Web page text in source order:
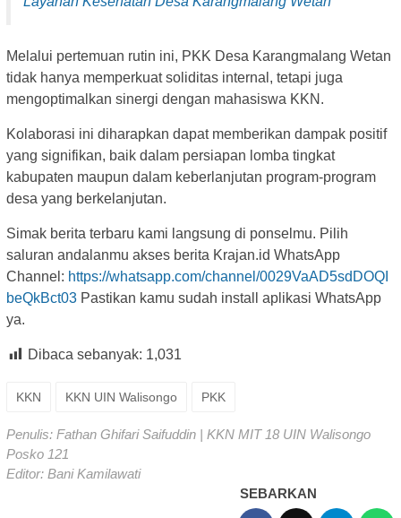
Melalui pertemuan rutin ini, PKK Desa Karangmalang Wetan
tidak hanya memperkuat soliditas internal, tetapi juga
mengoptimalkan sinergi dengan mahasiswa KKN.
Kolaborasi ini diharapkan dapat memberikan dampak positif
yang signifikan, baik dalam persiapan lomba tingkat
kabupaten maupun dalam keberlanjutan program-program
desa yang berkelanjutan.
Simak berita terbaru kami langsung di ponselmu. Pilih
saluran andalanmu akses berita Krajan.id WhatsApp
Channel: https://whatsapp.com/channel/0029VaAD5sdDOQI
beQkBct03 Pastikan kamu sudah install aplikasi WhatsApp
ya.
Dibaca sebanyak: 1,031
KKN KKN UIN Walisongo PKK
Penulis: Fathan Ghifari Saifuddin | KKN MIT 18 UIN Walisongo
Posko 121
Editor: Bani Kamilawati
SEBARKAN